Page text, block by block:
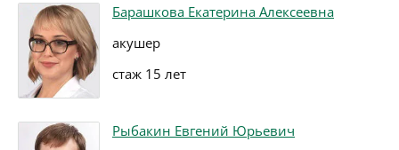
Барашкова Екатерина Алексеевна
акушер
стаж 15 лет
Рыбакин Евгений Юрьевич